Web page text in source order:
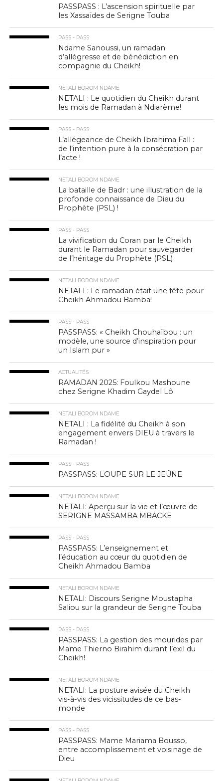
PASSPASS : L’ascension spirituelle par
les Xassaïdes de Serigne Touba
PASS - PASS
Ndame Sanoussi, un ramadan
d’allégresse et de bénédiction en
compagnie du Cheikh!
NETALI BOROM NDAME
NETALI : Le quotidien du Cheikh durant
les mois de Ramadan à Ndiarème!
PASS - PASS
L’allégeance de Cheikh Ibrahima Fall :
de l’intention pure à la consécration par
l’acte !
NETALI BOROM NDAME
La bataille de Badr : une illustration de la
profonde connaissance de Dieu du
Prophète (PSL) !
PASS - PASS
La vivification du Coran par le Cheikh
durant le Ramadan pour sauvegarder
de l’héritage du Prophète (PSL)
NETALI BOROM NDAME
NETALI : Le ramadan était une fête pour
Cheikh Ahmadou Bamba!
PASS - PASS
PASSPASS: « Cheikh Chouhaïbou : un
modèle, une source d’inspiration pour
un Islam pur »
ACTUALITÉS
RAMADAN 2025: Foulkou Mashoune
chez Serigne Khadim Gaydel Lô
NETALI BOROM NDAME
NETALI : La fidélité du Cheikh à son
engagement envers DIEU à travers le
Ramadan !
PASS - PASS
PASSPASS: LOUPE SUR LE JEÛNE
NETALI BOROM NDAME
NETALI: Aperçu sur la vie et l’œuvre de
SERIGNE MASSAMBA MBACKE
PASS - PASS
PASSPASS: L’enseignement et
l’éducation au cœur du quotidien de
Cheikh Ahmadou Bamba
NETALI BOROM NDAME
NETALI: Discours Serigne Moustapha
Saliou sur la grandeur de Serigne Touba
PASS - PASS
PASSPASS: La gestion des mourides par
Mame Thierno Birahim durant l’exil du
Cheikh!
NETALI BOROM NDAME
NETALI: La posture avisée du Cheikh
vis-à-vis des vicissitudes de ce bas-
monde
PASS - PASS
PASSPASS: Mame Mariama Bousso,
entre accomplissement et voisinage de
Dieu